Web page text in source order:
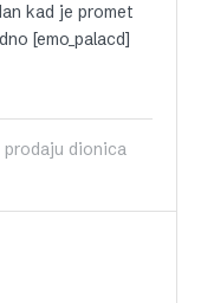
kad je promet
[emo_palacd]
prodaju dionica